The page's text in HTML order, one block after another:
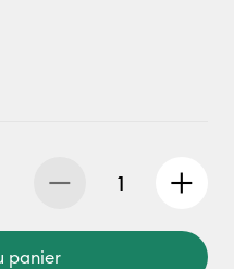
panier